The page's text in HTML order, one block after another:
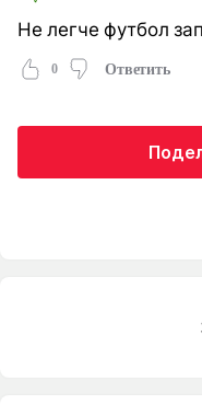
Не легче футбол
0 Ответить